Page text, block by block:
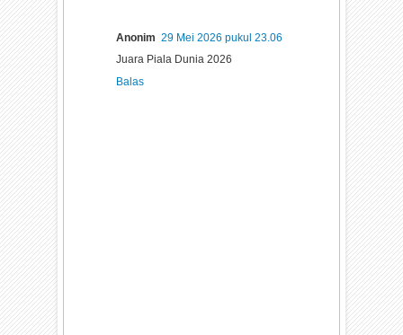
Anonim 29 Mei 2026 pukul 23.06
Juara Piala Dunia 2026
Balas